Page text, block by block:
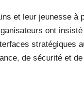
et leur jeunesse à
ont
stratégiques
de sécurité et